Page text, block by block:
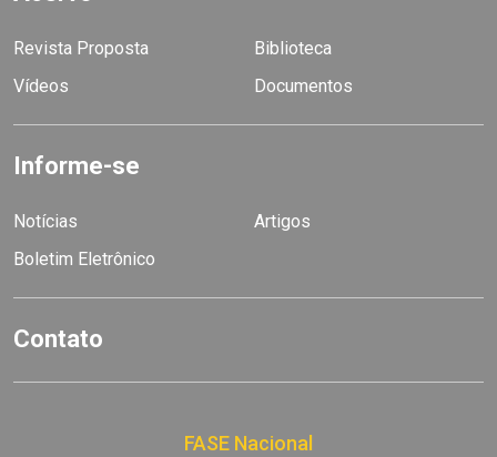
Revista Proposta
Biblioteca
Vídeos
Documentos
Informe-se
Notícias
Artigos
Boletim Eletrônico
Contato
FASE Nacional